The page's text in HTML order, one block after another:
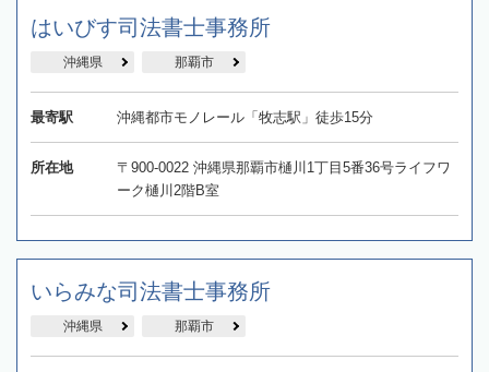
はいびす司法書士事務所
沖縄県 那覇市
最寄駅 沖縄都市モノレール「牧志駅」徒歩15分
所在地
〒900-0022 沖縄県那覇市樋川1丁目5番36号ライフワ
ーク樋川2階B室
いらみな司法書士事務所
沖縄県 那覇市